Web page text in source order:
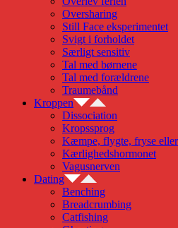
Oversharing
Still Face eksperimentet
Svigt i forholdet
Særligt sensitiv
Tal med børnene
Tal med forældrene
Traumebånd
Kroppen
Dissociation
Kropssprog
Kæmpe, flygte, fryse
Kærlighedshormonet
Vagusnerven
Dating
Benching
Breadcrumbing
Catfishing